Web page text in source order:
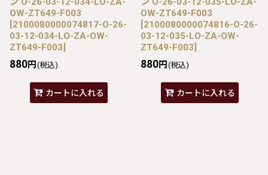
OW-ZT649-F003
[2100080000074817-O-26-
03-12-034-LO-ZA-OW-
ZT649-F003]
880円 (税込)
カートに入れる
OW-ZT649-F003
[2100080000074816-O-26-
03-12-035-LO-ZA-OW-
ZT649-F003]
880円 (税込)
カートに入れる